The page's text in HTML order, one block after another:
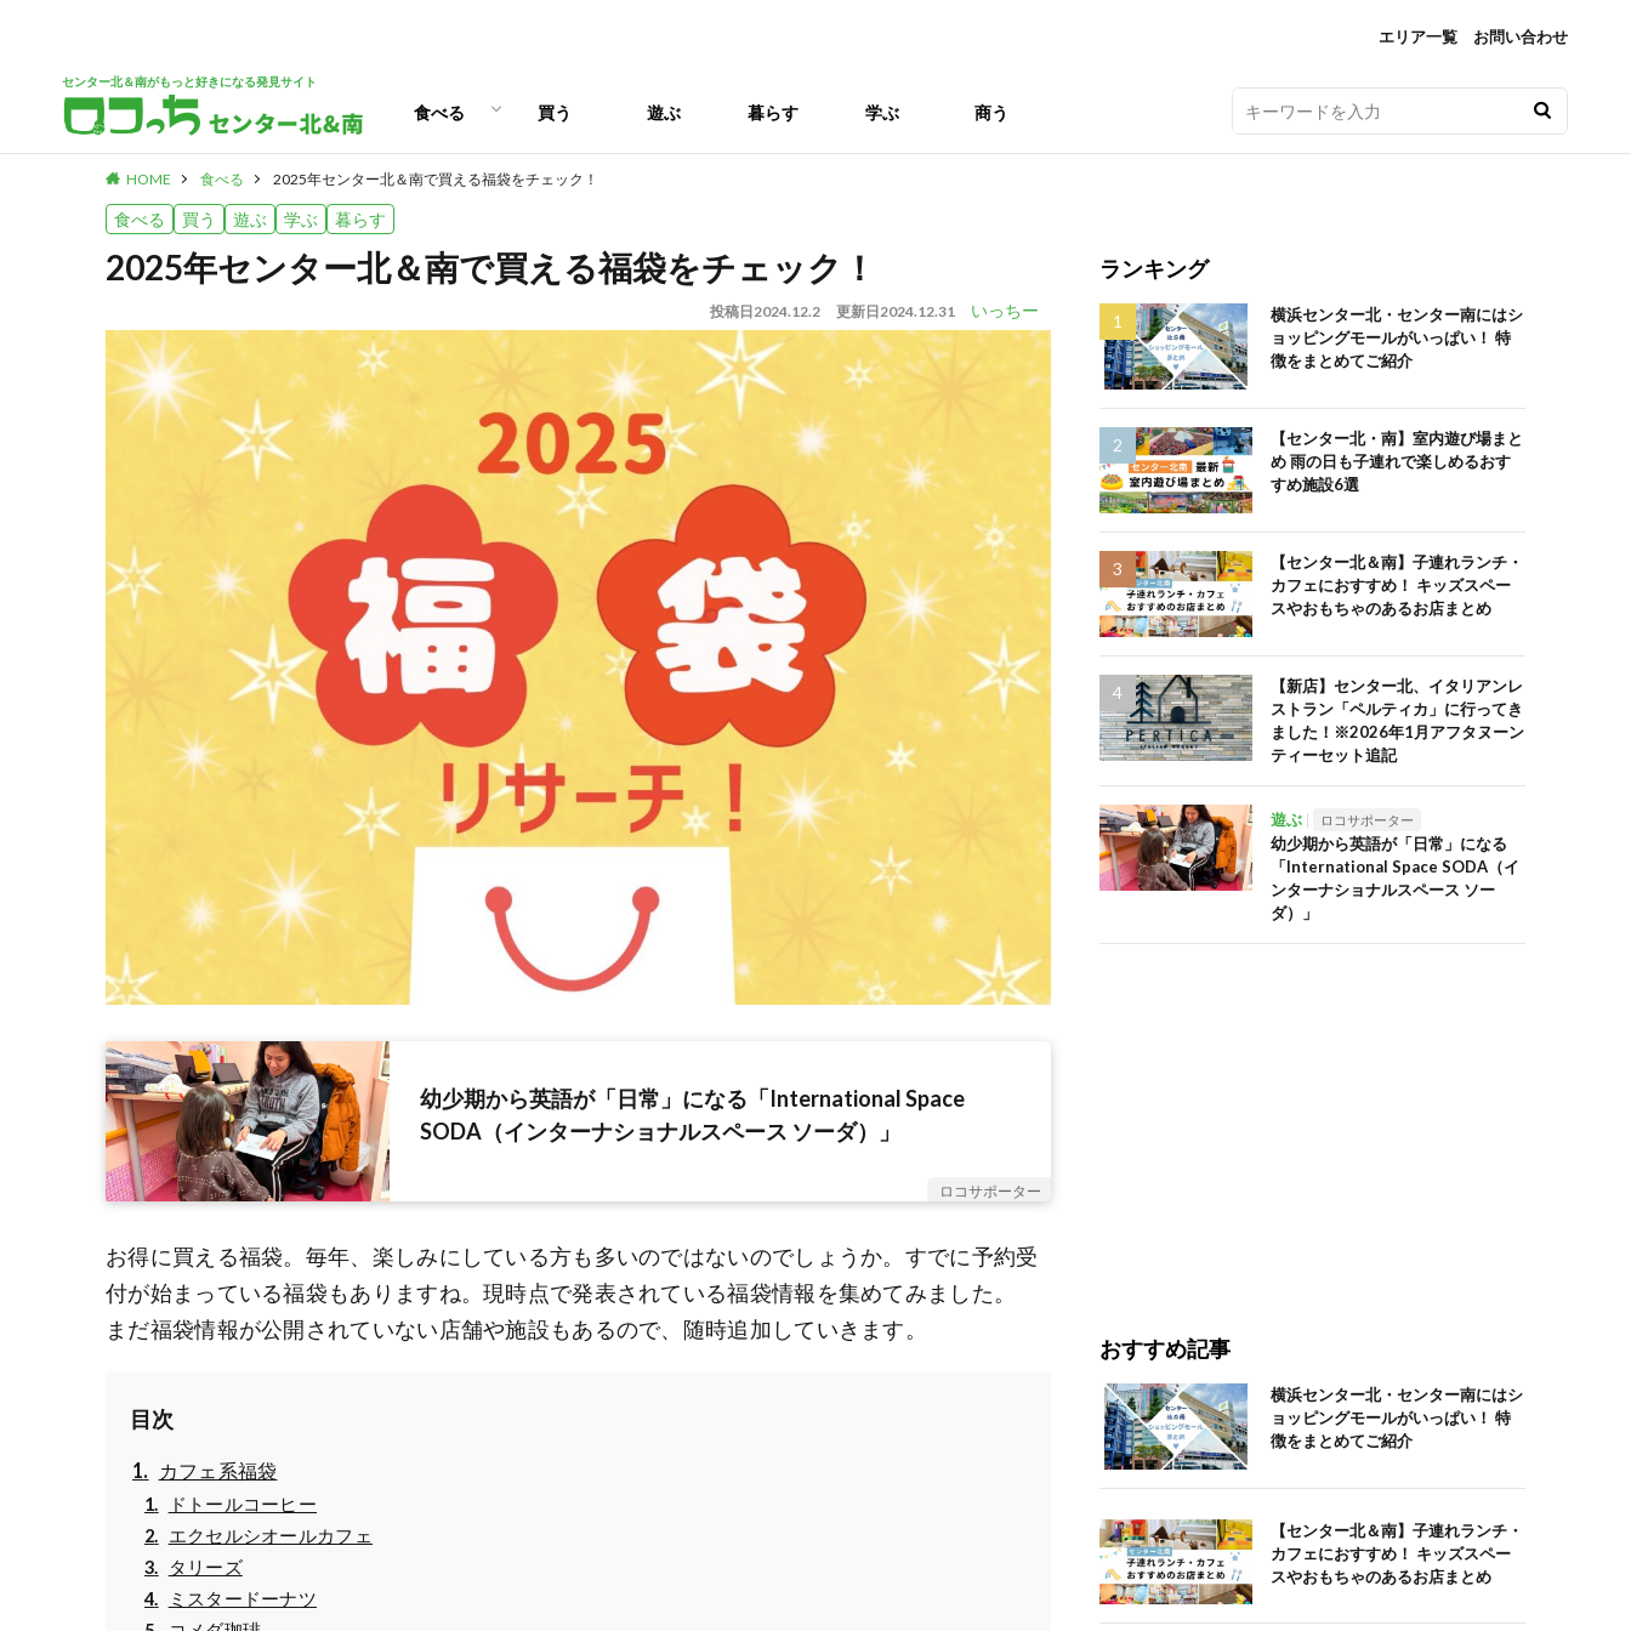
エリア一覧 お問い合わせ
センター北＆南がもっと好きになる発見サイト
食べる
パン
スイーツ
ランチ
カフェ
買う 遊ぶ 暮らす 学ぶ 商う
HOME 食べる 2025年センター北＆南で買える福袋をチェック！
食べる 買う 遊ぶ 学ぶ 暮らす
2025年センター北＆南で買える福袋をチェック！
投稿日2024.12.2 更新日2024.12.31 いっちー
幼少期から英語が「日常」になる「International Space
SODA（インターナショナルスペース ソーダ）」
ロコサポーター
お得に買える福袋。毎年、楽しみにしている方も多いのではないのでしょうか。すでに予約受
付が始まっている福袋もありますね。現時点で発表されている福袋情報を集めてみました。
まだ福袋情報が公開されていない店舗や施設もあるので、随時追加していきます。
目次
カフェ系福袋
ドトールコーヒー
エクセルシオールカフェ
タリーズ
ミスタードーナツ
ランキング
横浜センター北・センター南にはシ
ョッピングモールがいっぱい！ 特
徴をまとめてご紹介
【センター北・南】室内遊び場まと
め 雨の日も子連れで楽しめるおす
すめ施設6選
【センター北＆南】子連れランチ・
カフェにおすすめ！ キッズスペー
スやおもちゃのあるお店まとめ
【新店】センター北、イタリアンレ
ストラン「ペルティカ」に行ってき
ました！※2026年1月アフタヌーン
ティーセット追記
遊ぶ ロコサポーター
幼少期から英語が「日常」になる
「International Space SODA（イ
ンターナショナルスペース ソー
ダ）」
おすすめ記事
横浜センター北・センター南にはシ
ョッピングモールがいっぱい！ 特
徴をまとめてご紹介
【センター北＆南】子連れランチ・
カフェにおすすめ！ キッズスペー
スやおもちゃのあるお店まとめ